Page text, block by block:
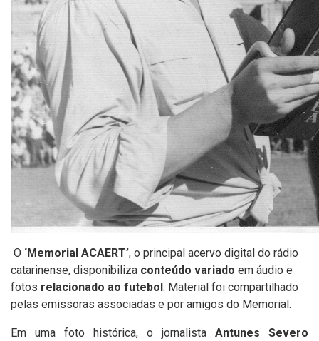
O ‘Memorial ACAERT’, o principal acervo digital do rádio
catarinense, disponibiliza conteúdo variado em áudio e
fotos relacionado ao futebol . Material foi compartilhado
pelas emissoras associadas e por amigos do Memorial.
Em uma foto histórica, o jornalista Antunes Severo